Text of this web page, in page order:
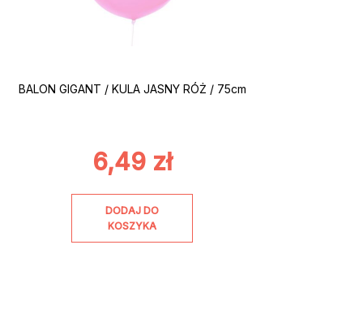
BALON GIGANT / KULA JASNY RÓŻ / 75cm
6,49 zł
DODAJ DO
KOSZYKA